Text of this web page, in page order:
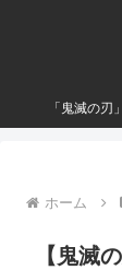
「鬼滅の
ホーム
【鬼滅